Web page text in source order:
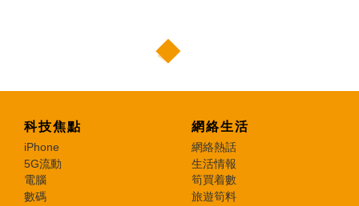
科技焦點
iPhone
5G流動
電腦
數碼
網絡生活
網絡熱話
生活情報
筍買着數
旅遊筍料